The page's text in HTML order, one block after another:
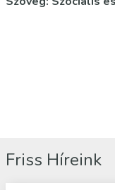
Friss Híreink